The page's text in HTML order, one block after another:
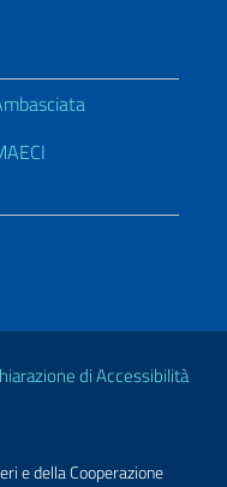
di Accessibilità
e della Cooperazione